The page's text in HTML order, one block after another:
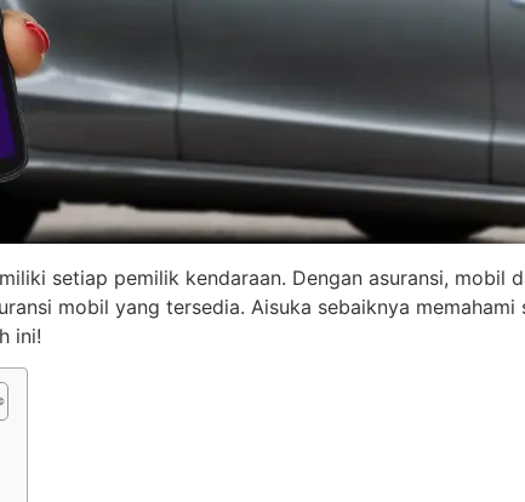
setiap pemilik kendaraan. Dengan asuransi, mobil
mobil yang tersedia. Aisuka sebaiknya
ini!